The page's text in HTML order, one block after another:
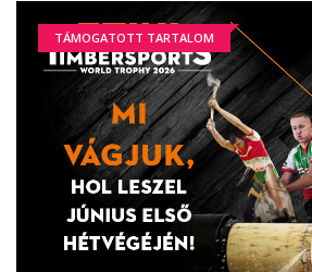
TÁMOGATOTT TARTALOM